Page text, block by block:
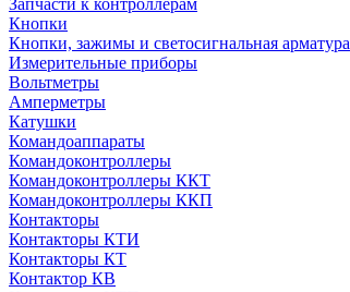
Запчасти к контроллерам
Кнопки
Кнопки, зажимы и светосигнальная арматура
Измерительные приборы
Вольтметры
Амперметры
Катушки
Командоаппараты
Командоконтроллеры
Командоконтроллеры ККТ
Командоконтроллеры ККП
Контакторы
Контакторы КТИ
Контакторы КТ
Контактор КВ